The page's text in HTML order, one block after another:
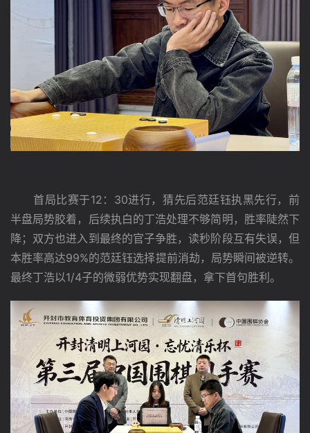
首局比赛于12：30进行，猜先后范廷钰执黑先行，前
半盘局势胶着，后续执白的丁浩处理不够简明，胜率陡然下
降；双方也进入到最终的官子争胜，读秒阶段互有失误，但
本胜率高达99%的范廷钰选择提前消劫，局势瞬间被逆转。
最终丁浩以1/4子的微弱优势实现翻盘，拿下首句胜利。